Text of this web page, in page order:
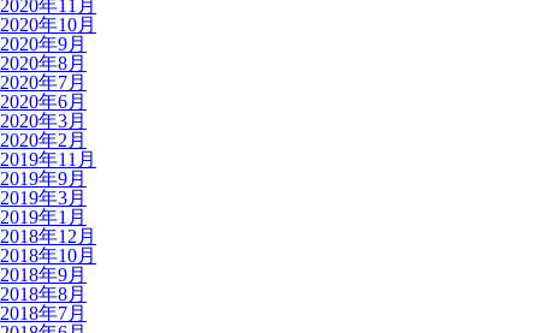
2020年11月
2020年10月
2020年9月
2020年8月
2020年7月
2020年6月
2020年3月
2020年2月
2019年11月
2019年9月
2019年3月
2019年1月
2018年12月
2018年10月
2018年9月
2018年8月
2018年7月